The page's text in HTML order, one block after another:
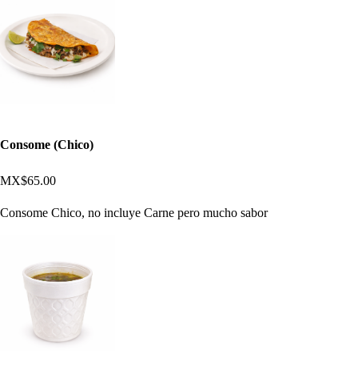
Consome (Chico)
MX$65.00
Consome Chico, no incluye Carne pero mucho sabor